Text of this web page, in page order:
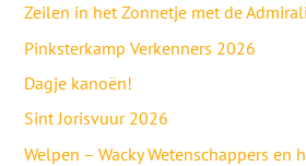
Zeilen in het Zonnetje met de
Pinksterkamp Verkenners 2026
Dagje kanoën!
Sint Jorisvuur 2026
Welpen – Wacky Wetenschappers en